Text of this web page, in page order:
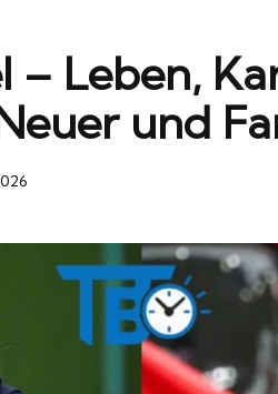
– Leben,
und